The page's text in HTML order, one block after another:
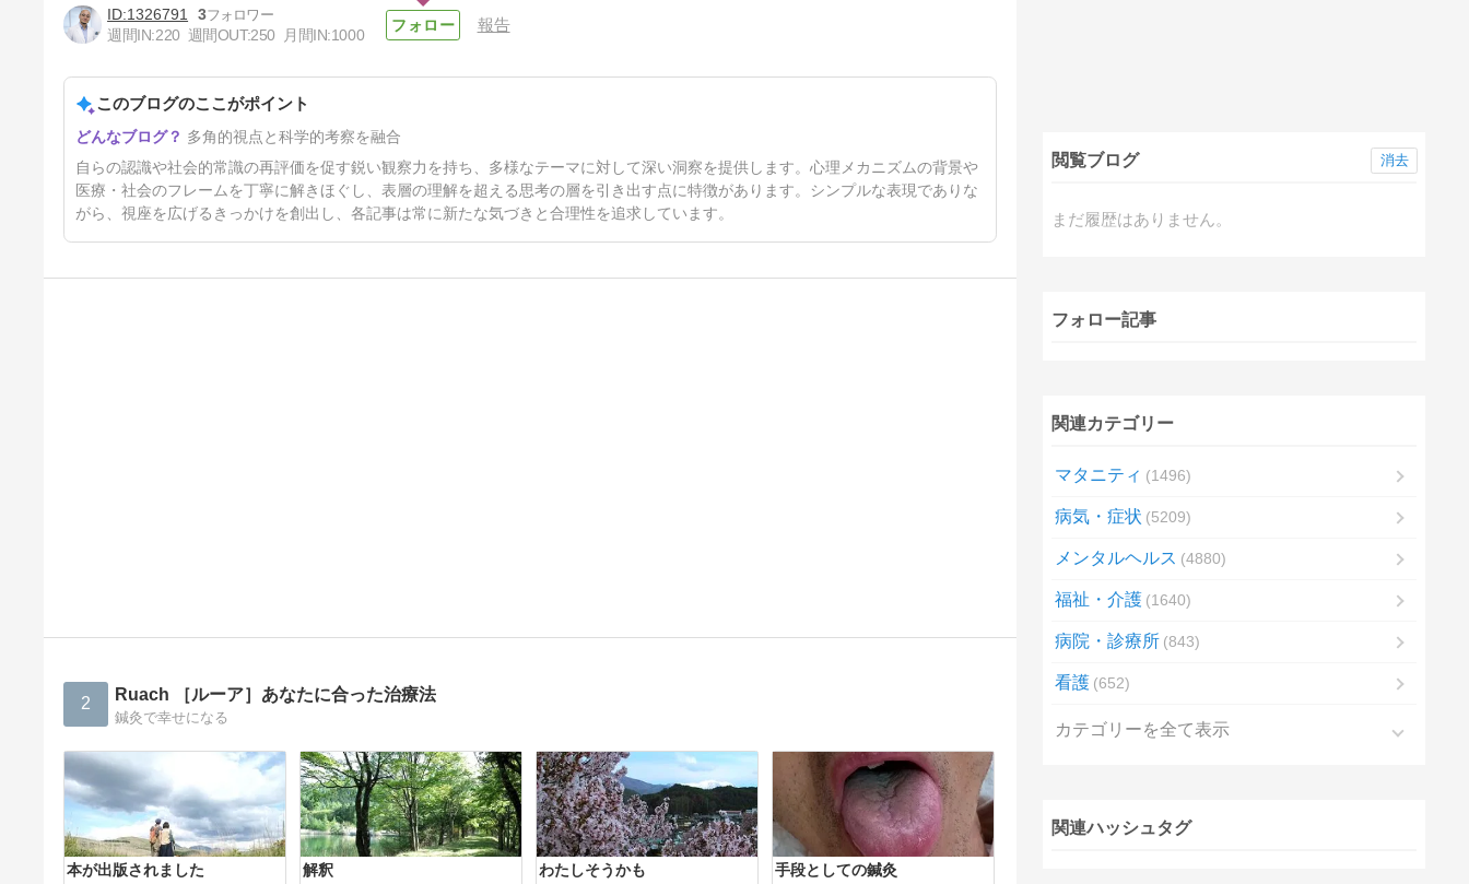
再考をする 105 2026/7/24～
2025/7/25
13日前
1326791
3
週間IN:220 週間OUT:250 月間IN:1000
報告
このブログのここがポイント
多角的視点と科学的考察を融合
自らの認識や社会的常識の再評価を促す鋭い観察力を持ち、多様なテーマに対して深い洞察を提供します。心理メカニズムの背景や
医療・社会のフレームを丁寧に解きほぐし、表層の理解を超える思考の層を引き出す点に特徴があります。シンプルな表現でありな
がら、視座を広げるきっかけを創出し、各記事は常に新たな気づきと合理性を追求しています。
2 Ruach ［ルーア］あなたに合った治療法
鍼灸で幸せになる
本が出版されました 解釈 わたしそうかも 手段としての鍼灸
閲覧ブログ
まだ履歴はありません。
消去
フォロー記事
関連カテゴリー
マタニティ 1496
病気・症状 5209
メンタルヘルス 4880
福祉・介護 1640
病院・診療所 843
看護 652
カテゴリーを全て表示
関連ハッシュタグ